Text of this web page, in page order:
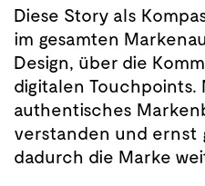
Diese Story als
im gesamten
Design, über die
digitalen Touchpoints.
authentisches
verstanden und ernst
dadurch die Marke